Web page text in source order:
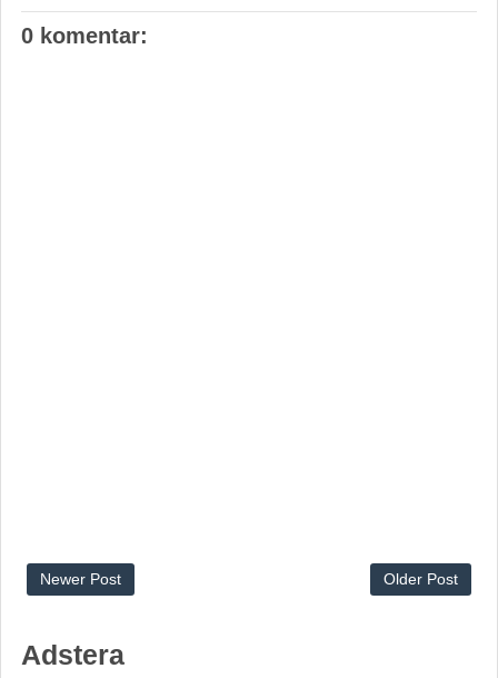
0 komentar:
Newer Post Older Post
Adstera